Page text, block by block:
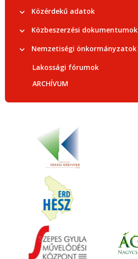
Közérdekű adatok
Közbeszerzési dokumentumok
Nemzetiségi önkormányzatok
Lakossági fórumok
ARCHÍVUM